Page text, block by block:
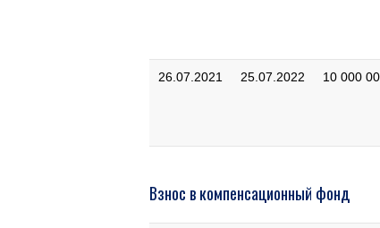
26.07.2021 25.07.2022 10 000
Взнос в компенсационный фонд